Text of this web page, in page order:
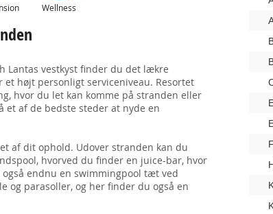
Wellness
Lantas vestkyst finder du det lækre
et højt personligt serviceniveau. Resortet
hvor du let kan komme på stranden eller
et af de bedste steder at nyde en
af dit ophold. Udover stranden kan du
hvorved du finder en juice-bar, hvor
endnu en swimmingpool tæt ved
og parasoller, og her finder du også en